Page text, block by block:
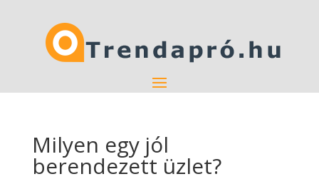
Milyen egy jól
berendezett üzlet?